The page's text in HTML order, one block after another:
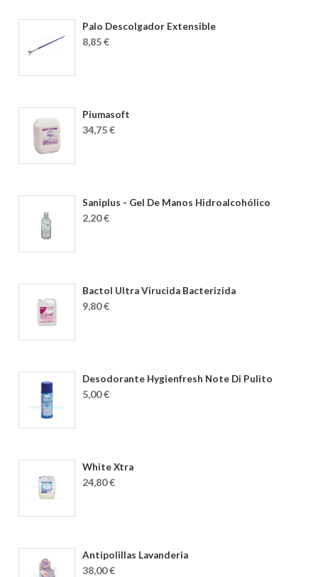
Palo Descolgador Extensible
8,85 €
Piumasoft
34,75 €
Saniplus - Gel De Manos Hidroalcohólico
2,20 €
Bactol Ultra Virucida Bacterizida
9,80 €
Desodorante Hygienfresh Note Di Pulito
5,00 €
White Xtra
24,80 €
Antipolillas Lavanderia
38,00 €